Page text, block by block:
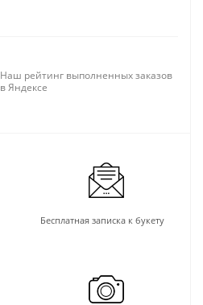
Наш рейтинг выполненных заказов
в Яндексе
Бесплатная записка к букету